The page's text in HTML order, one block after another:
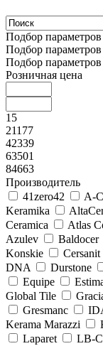
Подбор параметров
Подбор параметров
Подбор параметров
Розничная цена
15
21177
42339
63501
84663
Производитель
41zero42
A-
Keramika
Ceramica
Atlas
Azulev
Baldocer
Konskie
Cersanit
DNA
Durstone
Equipe
Global Tile
Gresmanc
Kerama Marazzi
Laparet
LB-